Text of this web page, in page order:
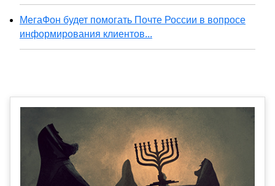
МегаФон будет помогать Почте России в вопросе
информирования клиентов...